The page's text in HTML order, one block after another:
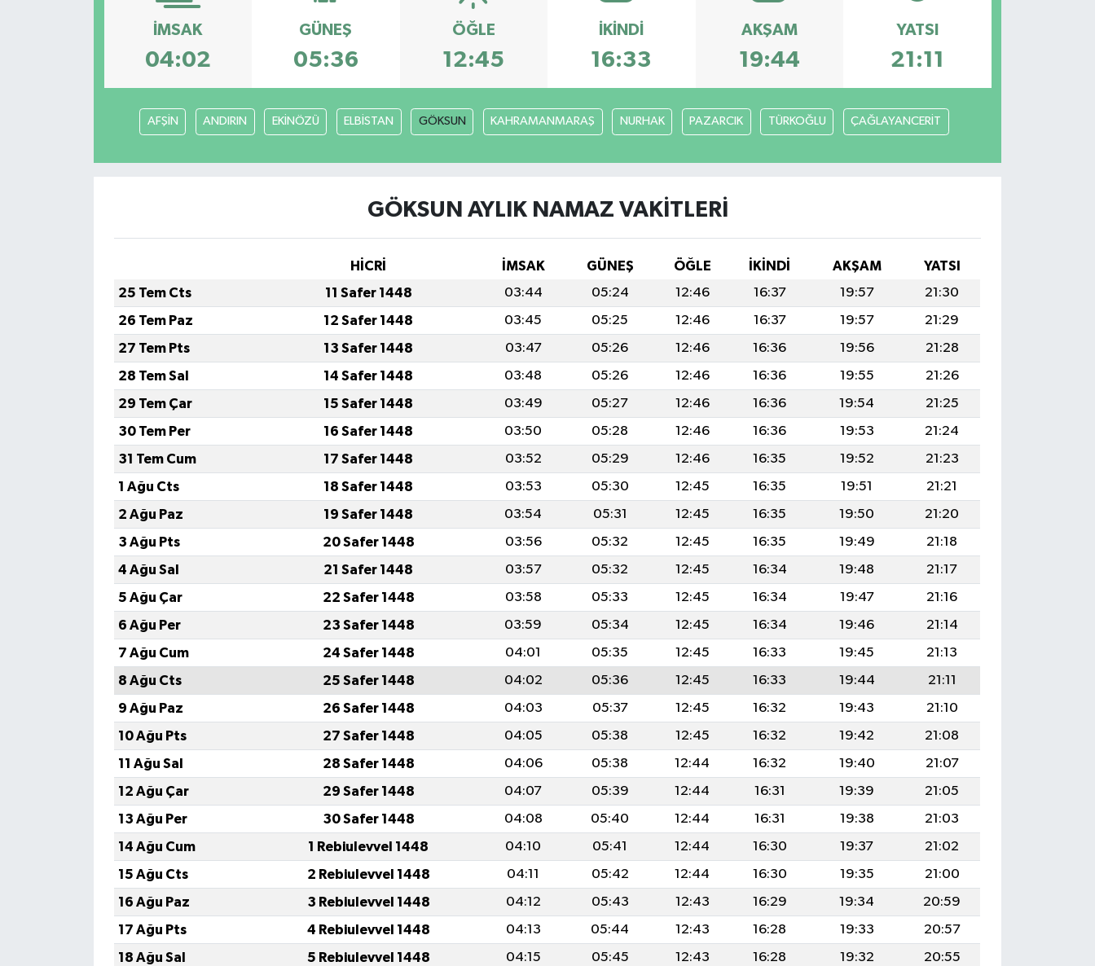
İMSAK
04:02
GÜNEŞ
05:36
ÖĞLE
12:45
İKINDI
16:33
AKŞAM
19:44
YATSI
21:11
AFŞİN ANDIRIN EKİNÖZÜ ELBİSTAN GÖKSUN KAHRAMANMARAŞ NURHAK PAZARCIK TÜRKOĞLU ÇAĞLAYANCERİT
GÖKSUN AYLIK NAMAZ VAKITLERI
HİCRİ İMSAK GÜNEŞ ÖĞLE İKINDI AKŞAM
YATSI
25 Tem Cts
11 Safer 1448 03:44 05:24 12:46 16:37 19:57
21:30
26 Tem Paz
12 Safer 1448 03:45 05:25 12:46 16:37 19:57
21:29
27 Tem Pts
13 Safer 1448 03:47 05:26 12:46 16:36 19:56
21:28
28 Tem Sal
14 Safer 1448 03:48 05:26 12:46 16:36 19:55
21:26
29 Tem Çar
15 Safer 1448 03:49 05:27 12:46 16:36 19:54
21:25
30 Tem Per
16 Safer 1448 03:50 05:28 12:46 16:36 19:53
21:24
31 Tem Cum
17 Safer 1448 03:52 05:29 12:46 16:35 19:52
21:23
1 Ağu Cts
18 Safer 1448 03:53 05:30 12:45 16:35 19:51
21:21
2 Ağu Paz
19 Safer 1448 03:54 05:31 12:45 16:35 19:50
21:20
3 Ağu Pts
20 Safer 1448 03:56 05:32 12:45 16:35 19:49
21:18
4 Ağu Sal
21 Safer 1448 03:57 05:32 12:45 16:34 19:48
21:17
5 Ağu Çar
22 Safer 1448 03:58 05:33 12:45 16:34 19:47
21:16
6 Ağu Per
23 Safer 1448 03:59 05:34 12:45 16:34 19:46
21:14
7 Ağu Cum
24 Safer 1448 04:01 05:35 12:45 16:33 19:45
21:13
8 Ağu Cts
25 Safer 1448 04:02 05:36 12:45 16:33 19:44
21:11
9 Ağu Paz
26 Safer 1448 04:03 05:37 12:45 16:32 19:43
21:10
10 Ağu Pts
27 Safer 1448 04:05 05:38 12:45 16:32 19:42
21:08
11 Ağu Sal
28 Safer 1448 04:06 05:38 12:44 16:32 19:40
21:07
12 Ağu Çar
29 Safer 1448 04:07 05:39 12:44 16:31 19:39
21:05
13 Ağu Per
30 Safer 1448 04:08 05:40 12:44 16:31 19:38
21:03
14 Ağu Cum
1 Rebiulevvel 1448 04:10 05:41 12:44 16:30 19:37
21:02
15 Ağu Cts
2 Rebiulevvel 1448 04:11 05:42 12:44 16:30 19:35
21:00
16 Ağu Paz
3 Rebiulevvel 1448 04:12 05:43 12:43 16:29 19:34
20:59
17 Ağu Pts
4 Rebiulevvel 1448 04:13 05:44 12:43 16:28 19:33
20:57
18 Ağu Sal
5 Rebiulevvel 1448 04:15 05:45 12:43 16:28 19:32
20:55